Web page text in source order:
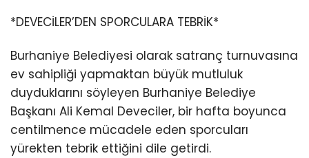
*DEVECİLER’DEN SPORCULARA TEBRİK*
Burhaniye Belediyesi olarak satranç turnuvasına
ev sahipliği yapmaktan büyük mutluluk
duyduklarını söyleyen Burhaniye Belediye
Başkanı Ali Kemal Deveciler, bir hafta boyunca
centilmence mücadele eden sporcuları
yürekten tebrik ettiğini dile getirdi.